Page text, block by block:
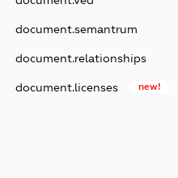
document.semantrum
document.relationships
document.licenses new!